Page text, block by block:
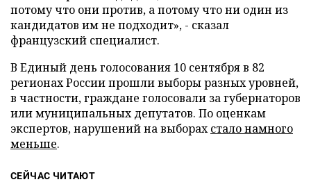
потому что они против, а потому что ни один из
кандидатов им не подходит», - сказал
французский специалист.
В Единый день голосования 10 сентября в 82
регионах России прошли выборы разных уровней,
в частности, граждане голосовали за губернаторов
или муниципальных депутатов. По оценкам
экспертов, нарушений на выборахстало намного
меньше.
СЕЙЧАС ЧИТАЮТ